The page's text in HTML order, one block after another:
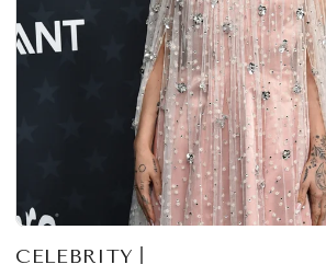
CELEBRITY